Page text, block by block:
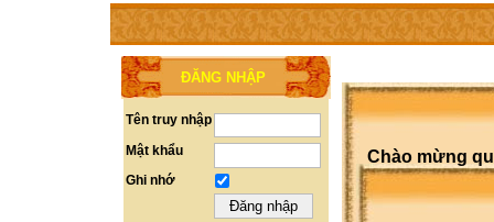
TRANG CHỦ THÀNH VIÊN TRỢ GIÚP WEBSITE
ĐĂNG NHẬP
Tên truy nhập
Mật khẩu
Ghi nhớ
Chào mừng